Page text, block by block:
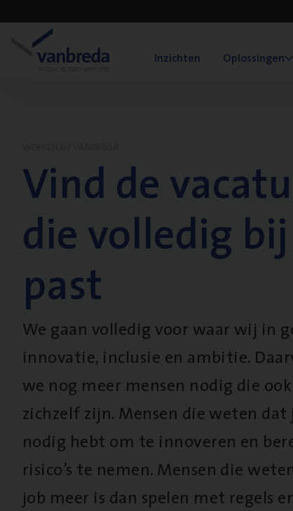
Inzichten Oplossingen
Vind de
die volledig
past
We gaan volledig voor waar wij in
innovatie, inclusie en ambitie.
we nog meer mensen nodig die
zichzelf zijn. Mensen die weten
nodig hebt om te innoveren en
risico’s te nemen. Mensen die
job meer is dan spelen met regels